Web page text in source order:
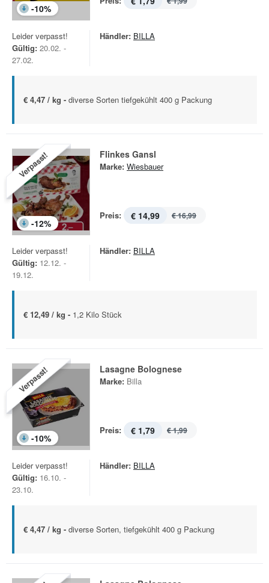
-10%
Leider verpasst!
Gültig: 20.02. -
27.02.
Händler: BILLA
€ 4,47 / kg - diverse Sorten tiefgekühlt 400 g Packung
Verpasst!
-12%
Flinkes Gansl
Marke: Wiesbauer
Preis: € 14,99 € 16,99
Leider verpasst!
Gültig: 12.12. -
19.12.
Händler: BILLA
€ 12,49 / kg - 1,2 Kilo Stück
Verpasst!
-10%
Lasagne Bolognese
Marke: Billa
Preis: € 1,79 € 1,99
Leider verpasst!
Gültig: 16.10. -
23.10.
Händler: BILLA
€ 4,47 / kg - diverse Sorten, tiefgekühlt 400 g Packung